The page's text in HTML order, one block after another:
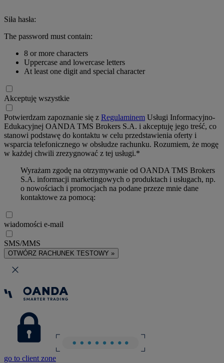
Siła hasła:
The password must contain:
8 or more characters
Uppercase and lowercase letters
At least one digit and special character
Akceptuję wszystkie
Potwierdzam zapoznanie się z Regulaminem Usługi Informacyjno-
Edukacyjnej OANDA TMS Brokers S.A. i akceptuję jego treść, co
stanowi podstawę do kontaktu w celu przedstawienia oferty i
wsparcia telefonicznego w obsłudze rachunku. Rozumiem, że mogę
w każdej chwili zrezygnować z tej usługi.*
Wyrażam zgodę na otrzymywanie od OANDA TMS Brokers
S.A. informacji marketingowych o produktach i usługach, np.
o nowościach i promocjach na podane przeze mnie dane
kontaktowe za pomocą:
wiadomości e-mail
SMS/MMS
OTWÓRZ RACHUNEK TESTOWY »
go to client zone